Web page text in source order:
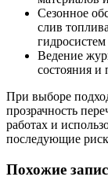
Сезонное
слив
Ведение
состояния и
При выборе
прозрачность
работах и
последующие
Похожие